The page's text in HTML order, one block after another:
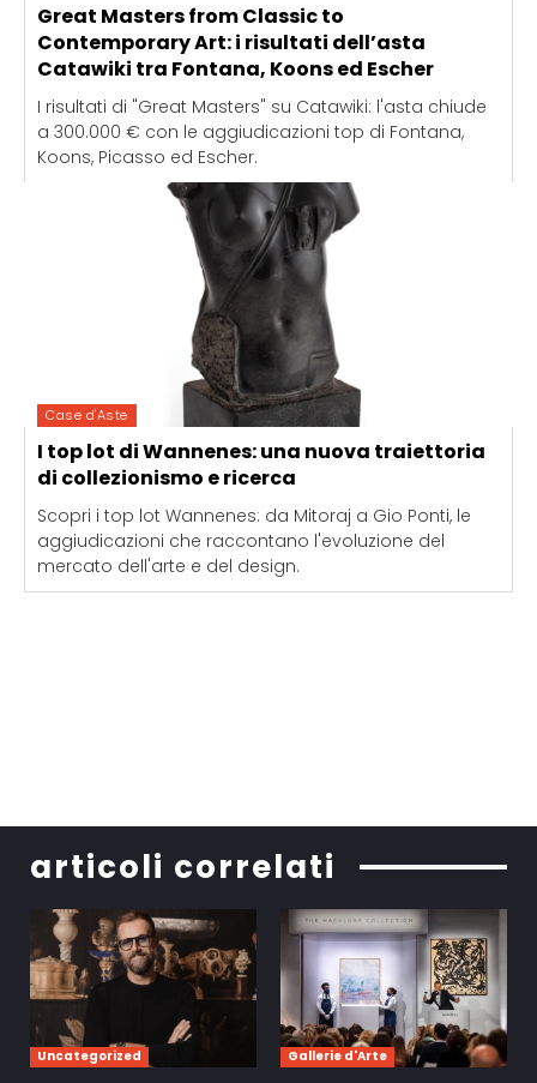
Great Masters from Classic to
Contemporary Art: i risultati dell’asta
Catawiki tra Fontana, Koons ed Escher
I risultati di "Great Masters" su Catawiki: l'asta chiude
a 300.000 € con le aggiudicazioni top di Fontana,
Koons, Picasso ed Escher.
Case d'Aste
I top lot di Wannenes: una nuova traiettoria
di collezionismo e ricerca
Scopri i top lot Wannenes: da Mitoraj a Gio Ponti, le
aggiudicazioni che raccontano l'evoluzione del
mercato dell'arte e del design.
articoli correlati
Uncategorized Gallerie d'Arte